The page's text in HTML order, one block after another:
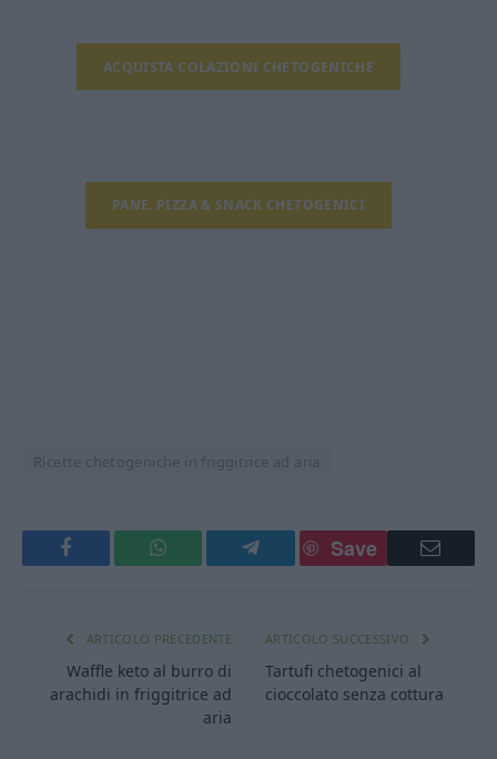
ACQUISTA COLAZIONI CHETOGENICHE
PANE. PIZZA & SNACK CHETOGENICI
Ricette chetogeniche in friggitrice ad aria
Facebook WhatsApp Telegram
Save
Email
ARTICOLO PRECEDENTE
Waffle keto al burro di
arachidi in friggitrice ad
aria
ARTICOLO SUCCESSIVO
Tartufi chetogenici al
cioccolato senza cottura